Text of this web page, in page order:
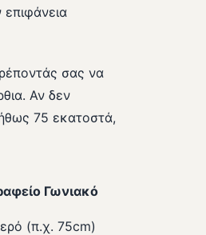
σας να
Αν δεν
75 εκατοστά,
Γωνιακό
(π.χ. 75cm)